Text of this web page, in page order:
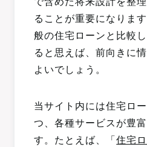
ることが重要になりま
般の住宅ローンと比較
ると思えば、前向きに
よいでしょう。
当サイト内には住宅ロ
つ、各種サービスが豊
す。たとえば、「住宅